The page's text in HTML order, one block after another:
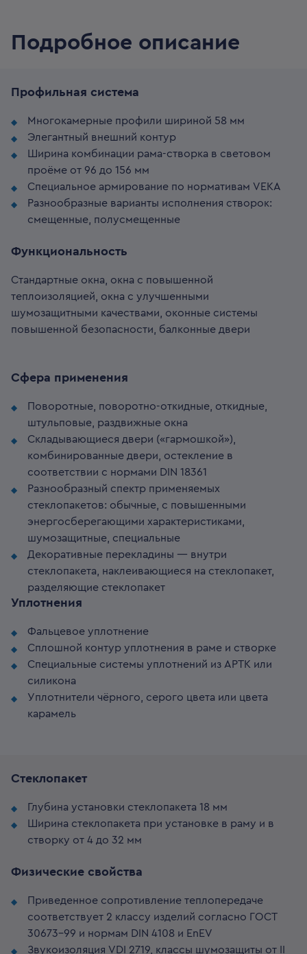
Подробное описание
Профильная система
Многокамерные профили шириной 58 мм
Элегантный внешний контур
Ширина комбинации рама-створка в световом
проёме от 96 до 156 мм
Специальное армирование по нормативам VEKA
Разнообразные варианты исполнения створок:
смещенные, полусмещенные
Функциональность
Стандартные окна, окна с повышенной
теплоизоляцией, окна с улучшенными
шумозащитными качествами, оконные системы
повышенной безопасности, балконные двери
Сфера применения
Поворотные, поворотно-откидные, откидные,
штульповые, раздвижные окна
Складывающиеся двери («гармошкой»),
комбинированные двери, остекление в
соответствии с нормами DIN 18361
Разнообразный спектр применяемых
стеклопакетов: обычные, с повышенными
энергосберегающими характеристиками,
шумозащитные, специальные
Декоративные перекладины — внутри
стеклопакета, наклеивающиеся на стеклопакет,
разделяющие стеклопакет
Уплотнения
Фальцевое уплотнение
Сплошной контур уплотнения в раме и створке
Специальные системы уплотнений из APTK или
силикона
Уплотнители чёрного, серого цвета или цвета
карамель
Cтеклопакет
Глубина установки стеклопакета 18 мм
Ширина стеклопакета при установке в раму и в
створку от 4 до 32 мм
Физические свойства
Приведенное сопротивление теплопередаче
соответствует 2 классу изделий согласно ГОСТ
30673-99 и нормам DIN 4108 и EnEV
Звукоизоляция VDI 2719, классы шумозащиты от II